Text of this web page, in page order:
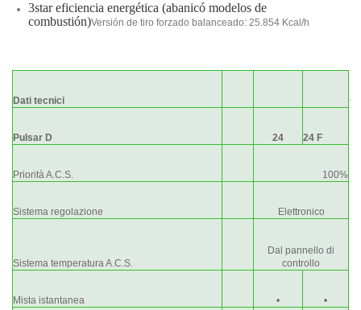
3star eficiencia energética (abanicó modelos de
combustión)Versión de tiro forzado balanceado: 25.854 Kcal/h
Dati tecnici
Pulsar D 24 24 F
Priorità A.C.S. 100%
Sistema regolazione Elettronico
Sistema temperatura A.C.S.
Dal pannello di
controllo
Mista istantanea • •